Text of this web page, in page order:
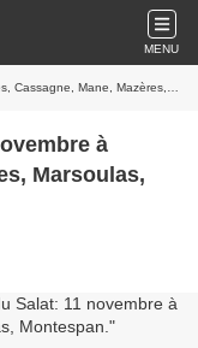
MENU
Mazères, Marsoulas, Montespan.
à
Marsoulas,